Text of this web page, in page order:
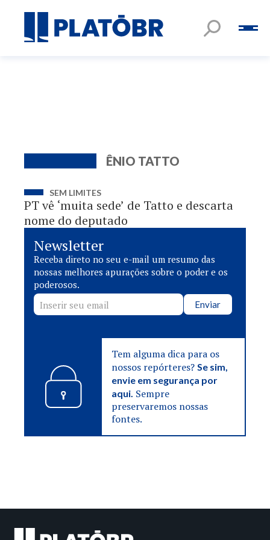
ÊNIO TATTO
SEM LIMITES
PT vê ‘muita sede’ de Tatto e descarta
nome do deputado
Newsletter
Receba direto no seu e-mail um resumo das
nossas melhores apurações sobre o poder e os
poderosos.
Enviar
Tem alguma dica para os
nossos repórteres?Se sim,
envie em segurança por
aqui. Sempre
preservaremos nossas
fontes.